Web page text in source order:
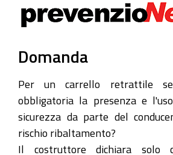
Domanda
Per un carrello retrattile
obbligatoria la presenza e
sicurezza da parte del
rischio ribaltamento?
Il costruttore dichiara solo